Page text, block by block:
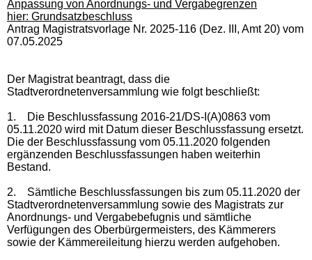
Anpassung von Anordnungs- und Vergabegrenzen
hier: Grundsatzbeschluss
Antrag Magistratsvorlage Nr. 2025-116 (Dez. III, Amt 20) vom
07.05.2025
Der Magistrat beantragt, dass die
Stadtverordnetenversammlung wie folgt beschließt:
1.
Die Beschlussfassung 2016-21/DS-I(A)0863 vom
05.11.2020 wird mit Datum dieser Beschlussfassung ersetzt.
Die der Beschlussfassung vom 05.11.2020 folgenden
ergänzenden Beschlussfassungen haben weiterhin
Bestand.
2.
Sämtliche Beschlussfassungen bis zum 05.11.2020 der
Stadtverordnetenversammlung sowie des Magistrats zur
Anordnungs- und Vergabebefugnis und sämtliche
Verfügungen des Oberbürgermeisters, des Kämmerers
sowie der Kämmereileitung hierzu werden aufgehoben.